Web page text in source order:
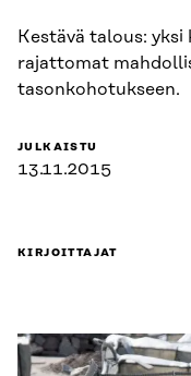
Kestävä talous:
rajattomat
tasonkohotukseen.
JULKAISTU
13.11.2015
KIRJOITTAJAT